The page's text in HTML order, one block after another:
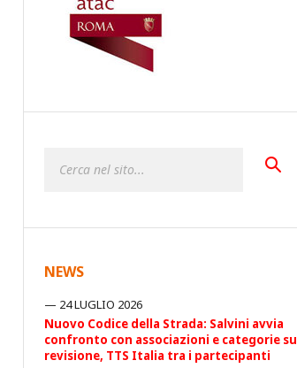
NEWS
24 LUGLIO 2026
Nuovo Codice della Strada: Salvini avvia
confronto con associazioni e categorie su
revisione, TTS Italia tra i partecipanti